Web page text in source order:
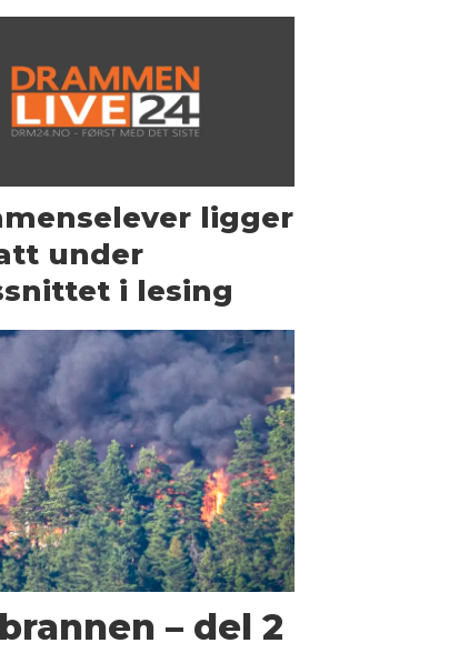
ligger
under
i lesing
– del 2